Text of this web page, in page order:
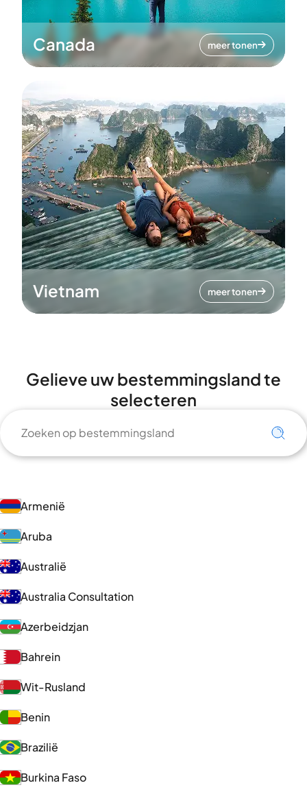
Canada meer tonen
Vietnam meer tonen
Gelieve uw bestemmingsland te
selecteren
Armenië
Aruba
Australië
Australia Consultation
Azerbeidzjan
Bahrein
Wit-Rusland
Benin
Brazilië
Burkina Faso